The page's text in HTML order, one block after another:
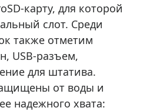
карту, для которой
слот. Среди
также отметим
USB-разъем,
для штатива.
от воды и
надежного хвата: